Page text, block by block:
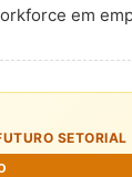
em
SETORIAL